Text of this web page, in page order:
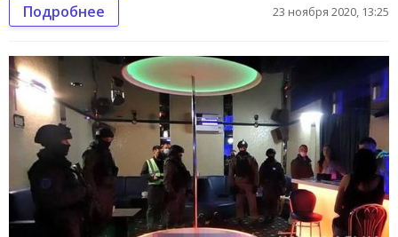
Подробнее 23 ноября 2020, 13:25